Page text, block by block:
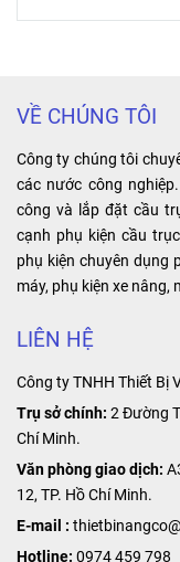
phẩm
bền, tin
hiệu
VỀ CHÚNG TÔI
Công ty chúng tôi
các nước công
công và lắp đặt cầu
cạnh phụ kiện cầu
phụ kiện chuyên dụng
máy, phụ kiện xe nâng,
LIÊN HỆ
Công ty TNHH Thiết Bị
Trụ sở chính: 2 Đường
Chí Minh.
Văn phòng giao dịch:
12, TP. Hồ Chí Minh.
E-mail :
Hotline: 0974 459 798